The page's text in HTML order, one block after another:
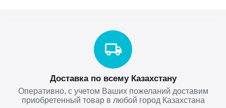
Доставка по всему Казахстану
Оперативно, с учетом Ваших пожеланий доставим
приобретенный товар в любой город Казахстана